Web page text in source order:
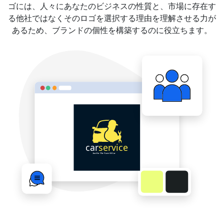
ゴには、人々にあなたのビジネスの性質と、市場に存在す
る他社ではなくそのロゴを選択する理由を理解させる力が
あるため、ブランドの個性を構築するのに役立ちます。